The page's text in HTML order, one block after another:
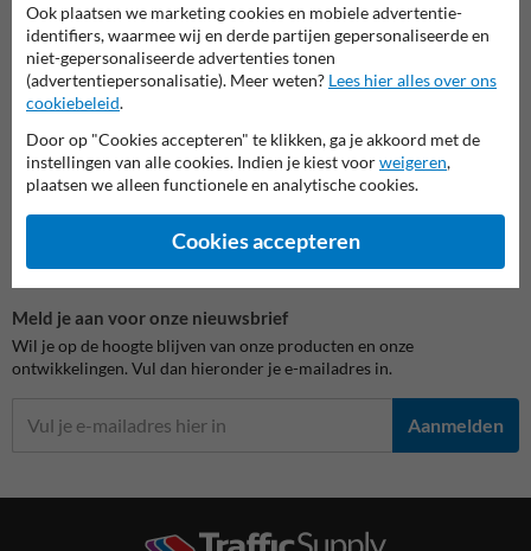
Over TrafficSupply
Contact
Over ons
Nieuws en Blog
Veelgestelde vragen / FAQ
Winkelmand
info@trafficsupply.nl
Meld je aan voor onze nieuwsbrief
Wil je op de hoogte blijven van onze producten en onze
ontwikkelingen. Vul dan hieronder je e-mailadres in.
Aanmelden
Ook plaatsen we marketing cookies en mobiele advertentie-
identifiers, waarmee wij en derde partijen gepersonaliseerde en
niet-gepersonaliseerde advertenties tonen
(advertentiepersonalisatie). Meer weten? Lees hier alles over ons
cookiebeleid.
Door op "Cookies accepteren" te klikken, ga je akkoord met de
instellingen van alle cookies. Indien je kiest voorweigeren,
plaatsen we alleen functionele en analytische cookies.
Cookies accepteren